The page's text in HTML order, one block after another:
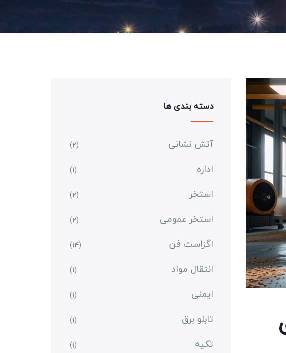
دسته بندی ها
آتش نشانی (2)
اداره (1)
استخر (2)
استخر عمومی (2)
اگزاست فن (14)
انتقال مواد (1)
ایمنی (1)
تابلو برق (1)
تکیه (1)